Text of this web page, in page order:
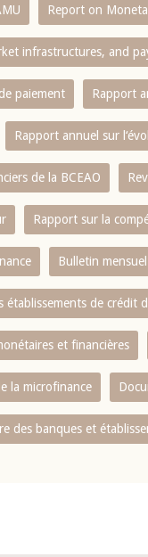
Report on
infrastructures, and
paiement Rapport
Rapport annuel sur
de la BCEAO
Rapport sur la
Bulletin
de crédit
et financières
la microfinance
des banques et